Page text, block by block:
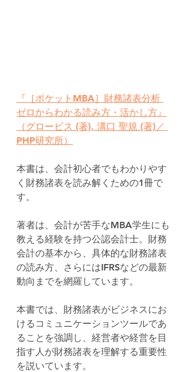
『［ポケットMBA］財務諸表分析
ゼロからわかる読み方・活かし方』
（グロービス (著), 溝口 聖規 (著)／‎
PHP研究所）
本書は、会計初心者でもわかりやす
く財務諸表を読み解くための1冊で
す。
著者は、会計が苦手なMBA学生にも
教える経験を持つ公認会計士。財務
会計の基本から、具体的な財務諸表
の読み方、さらにはIFRSなどの最新
動向までを網羅しています。
本書では、財務諸表がビジネスにお
けるコミュニケーションツールであ
ることを強調し、経営者や経営を目
指す人が財務諸表を理解する重要性
を説いています。